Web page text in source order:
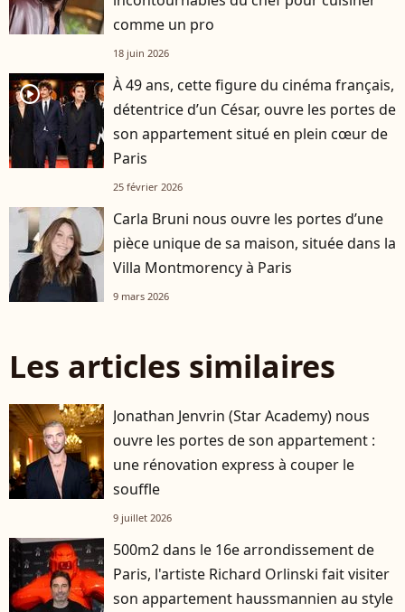
comme un pro
18 juin 2026
player2
À 49 ans, cette figure du cinéma français,
détentrice d’un César, ouvre les portes de
son appartement situé en plein cœur de
Paris
25 février 2026
Carla Bruni nous ouvre les portes d’une
pièce unique de sa maison, située dans la
Villa Montmorency à Paris
9 mars 2026
Les articles similaires
Jonathan Jenvrin (Star Academy) nous
ouvre les portes de son appartement :
une rénovation express à couper le
souffle
9 juillet 2026
500m2 dans le 16e arrondissement de
Paris, l'artiste Richard Orlinski fait visiter
son appartement haussmannien au style